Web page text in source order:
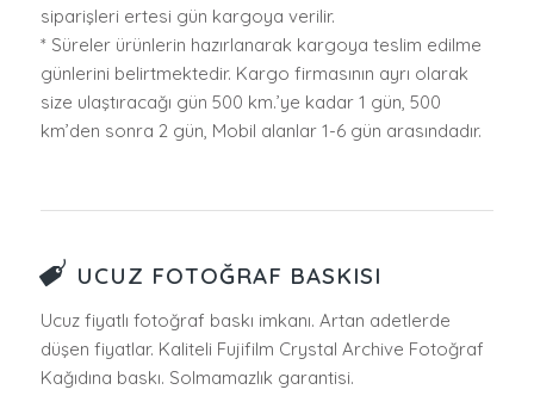
siparişleri ertesi gün kargoya verilir.
* Süreler ürünlerin hazırlanarak kargoya teslim edilme
günlerini belirtmektedir. Kargo firmasının ayrı olarak
size ulaştıracağı gün 500 km.’ye kadar 1 gün, 500
km’den sonra 2 gün, Mobil alanlar 1-6 gün arasındadır.
UCUZ FOTOĞRAF BASKISI
Ucuz fiyatlı fotoğraf baskı imkanı. Artan adetlerde
düşen fiyatlar. Kaliteli Fujifilm Crystal Archive Fotoğraf
Kağıdına baskı. Solmamazlık garantisi.